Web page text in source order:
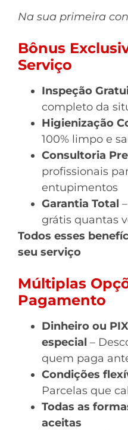
Na sua primeira
Bônus
Serviço
Inspeção
completo da
Higienização
100% limpo e
Consultoria
profissionais
entupimentos
Garantia Total
grátis quantas
Todos esses
seu serviço
Múltiplas
Pagamento
Dinheiro ou
especial –
quem paga
Condições
Parcelas que
Todas as
aceitas